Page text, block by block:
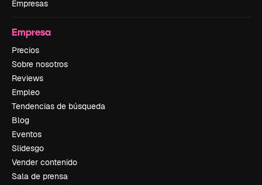
Empresas
Empresa
Precios
Sobre nosotros
Reviews
Empleo
Tendencias de búsqueda
Blog
Eventos
Slidesgo
Vender contenido
Sala de prensa